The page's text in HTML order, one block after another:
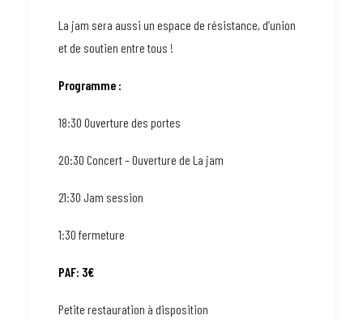
La jam sera aussi un espace de résistance, d’union
et de soutien entre tous !
Programme :
18:30 Ouverture des portes
20:30 Concert – Ouverture de La jam
21:30 Jam session
1:30 fermeture
PAF: 3€
Petite restauration à disposition